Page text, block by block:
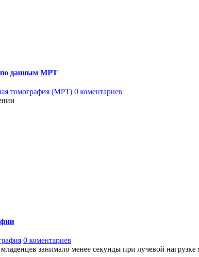
по данным МРТ
томография (МРТ) 0 коментариев
0 коментариев
занимало менее секунды при лучевой